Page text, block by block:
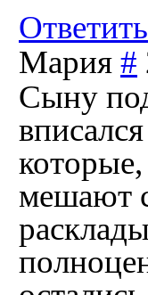
Ответить
Мария #
Сыну
мешают